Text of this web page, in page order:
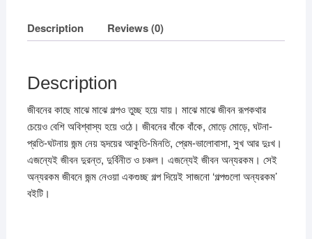
Description Reviews (0)
Description
জীবনের কাছে মাঝে মাঝে গল্পও তুচ্ছ হয়ে যায়। মাঝে মাঝে জীবন রূপকথার
চেয়েও বেশি অবিশ্বাস্য হয়ে ওঠে। জীবনের বাঁকে বাঁকে, মোড়ে মোড়ে, ঘটনা-
প্রতি-ঘটনায় জন্ম নেয় হৃদয়ের আকুতি-মিনতি, প্রেম-ভালোবাসা, সুখ আর দুঃখ।
এজন্যেই জীবন দুরন্ত, দুর্বিনীত ও চঞ্চল। এজন্যেই জীবন অন্যরকম। সেই
অন্যরকম জীবনে জন্ম নেওয়া একগুচ্ছ গল্প দিয়েই সাজনো ‘গল্পগুলো অন্যরকম’
বইটি।